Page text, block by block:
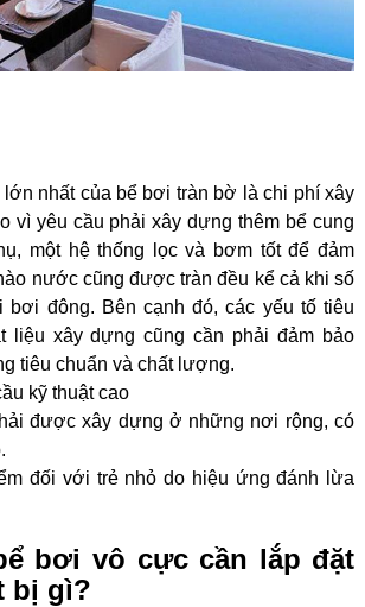
nhất của bể bơi tràn bờ là chi phí xây
vì yêu cầu phải xây dựng thêm bể cung
một hệ thống lọc và bơm tốt để đảm
nước cũng được tràn đều kể cả khi số
bơi đông. Bên cạnh đó, các yếu tố tiêu
liệu xây dựng cũng cần phải đảm bảo
tiêu chuẩn và chất lượng.
kỹ thuật cao
được xây dựng ở những nơi rộng, có
đối với trẻ nhỏ do hiệu ứng đánh lừa
bơi vô cực cần lắp đặt
bị gì?